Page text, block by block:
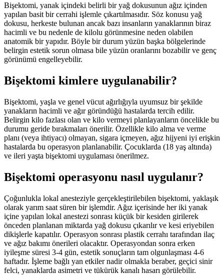
Bişektomi, yanak içindeki belirli bir yağ dokusunun ağız içinden
yapılan basit bir cerrahi işlemle çıkartılmasıdır. Söz konusu yağ
dokusu, herkeste bulunan ancak bazı insanların yanaklarının biraz
hacimli ve bu nedenle de kilolu görünmesine neden olabilen
anatomik bir yapıdır. Böyle bir durum yüzün başka bölgelerinde
belirgin estetik sorun olmasa bile yüzün oranlarını bozabilir ve genç
görünümü engelleyebilir.
Bişektomi kimlere uygulanabilir?
Bişektomi, yaşla ve genel vücut ağırlığıyla uyumsuz bir şekilde
yanakların hacimli ve ağır göründüğü hastalarda tercih edilir.
Belirgin kilo fazlası olan ve kilo vermeyi planlayanların öncelikle bu
durumu geride bırakmaları önerilir. Özellikle kilo alma ve verme
planı (veya ihtiyacı) olmayan, sigara içmeyen, ağız hijyeni iyi erişkin
hastalarda bu operasyon planlanabilir. Çocuklarda (18 yaş altında)
ve ileri yaşta bişektomi uygulaması önerilmez.
Bişektomi operasyonu nasıl uygulanır?
Çoğunlukla lokal anesteziyle gerçekleştirilebilen bişektomi, yaklaşık
olarak yarım saat süren bir işlemdir. Ağız içerisinde her iki yanak
içine yapılan lokal anestezi sonrası küçük bir kesiden girilerek
önceden planlanan miktarda yağ dokusu çıkarılır ve kesi eriyebilen
dikişlerle kapatılır. Operasyon sonrası plastik cerrahı tarafından ilaç
ve ağız bakımı önerileri olacaktır. Operasyondan sonra erken
iyileşme süresi 3-4 gün, estetik sonuçların tam olgunlaşması 4-6
haftadır. İşleme bağlı yan etkiler nadir olmakla beraber, geçici sinir
felci, yanaklarda asimetri ve tükürük kanalı hasarı görülebilir.